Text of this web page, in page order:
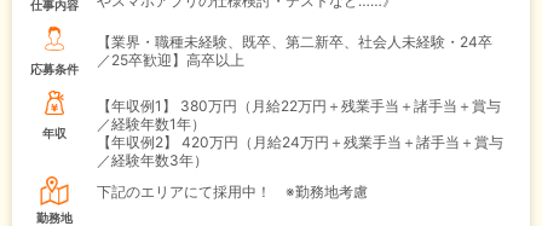
仕事内容
応募条件
【業界・職種未経験、既卒、第二新卒、社会人未経験・24卒
／25卒歓迎】高卒以上
年収
【年収例1】
380万円（月給22万円＋残業手当＋諸手当＋賞与
／経験年数1年）
【年収例2】
420万円（月給24万円＋残業手当＋諸手当＋賞与
／経験年数3年）
勤務地
下記のエリアにて採用中！ ※勤務地考慮